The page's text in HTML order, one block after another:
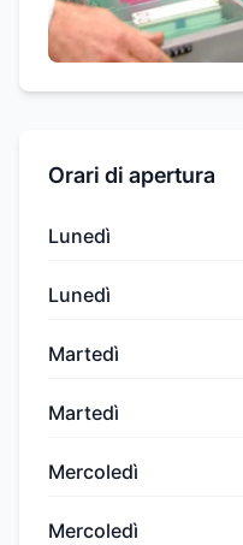
Orari di apertura
Lunedì
Lunedì
Martedì
Martedì
Mercoledì
Mercoledì